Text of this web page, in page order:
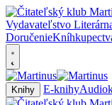
Doručenie
Knihy E-knihy